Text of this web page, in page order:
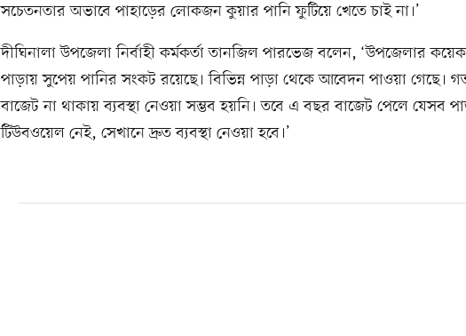
সচেতনতার অভাবে পাহাড়ের লোকজন কুয়ার পানি ফুটিয়ে খেতে চাই না।’
দীঘিনালা উপজেলা নির্বাহী কর্মকর্তা তানজিল পারভেজ বলেন, ‘উপজেলার
পাড়ায় সুপেয় পানির সংকট রয়েছে। বিভিন্ন পাড়া থেকে আবেদন পাওয়া গেছে।
বাজেট না থাকায় ব্যবস্থা নেওয়া সম্ভব হয়নি। তবে এ বছর বাজেট পেলে যেসব
টিউবওয়েল নেই, সেখানে দ্রুত ব্যবস্থা নেওয়া হবে।’